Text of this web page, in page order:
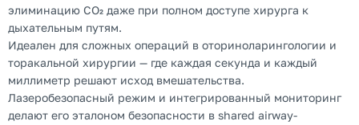
элиминацию CO₂ даже при полном доступе хирурга к
дыхательным путям.
Идеален для сложных операций в оториноларингологии и
торакальной хирургии — где каждая секунда и каждый
миллиметр решают исход вмешательства.
Лазеробезопасный режим и интегрированный мониторинг
делают его эталоном безопасности в shared airway-